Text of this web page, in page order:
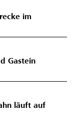
im
Gastein
läuft auf